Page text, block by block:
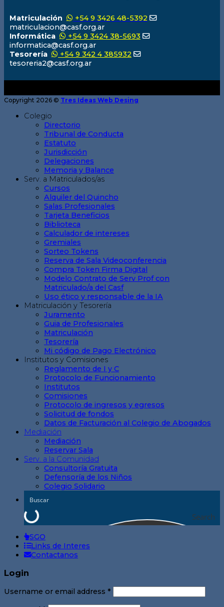
Matriculación
+54 9 3426 48-5392
matriculacion@casf.org.ar
Informática
+54 9 3424 38-5693
informatica@casf.org.ar
Tesorería
+54 9 342 4 385932
tesoreria2@casf.org.ar
Copyright 2026 © Tres Ideas Web Desing
Colegio
Directorio
Tribunal de Conducta
Estatuto
Jurisdicción
Delegaciones
Memoria y Balance
Serv. a Matriculados/as
Cursos
Alquiler del Quincho
Salas Profesionales
Tarjeta Beneficios
Biblioteca
Calculador de intereses
Gremiales
Sorteo Tokens
Reserva de Sala Videoconferencia
Compra Token Firma Digital
Modelo Contrato de Serv Prof con
Matriculado/a del Casf
Uso ético y responsable de la IA
Matriculación y Tesorería
Juramento
Guia de Profesionales
Matriculación
Tesorería
Mi código de Pago Electrónico
Institutos y Comisiones
Reglamento de I y C
Protocolo de Funcionamiento
Institutos
Comisiones
Protocolo de ingresos y egresos
Solicitud de fondos
Datos de Facturación al Colegio de Abogados
Mediación
Mediación
Reservar Sala
Serv. a la Comunidad
Consultoría Gratuita
Defensoría de los Niños
Colegio Solidario
Search
SGO
Links de Interes
Contactanos
Login
Username or email address *